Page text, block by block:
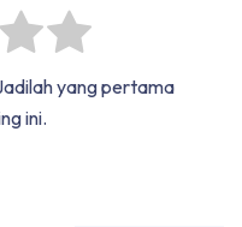
yang pertama
ini.